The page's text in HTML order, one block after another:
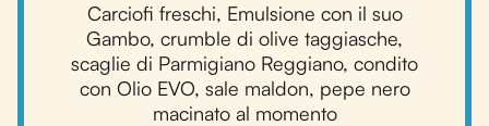
Carciofi freschi, Emulsione con il suo
Gambo, crumble di olive taggiasche,
scaglie di Parmigiano Reggiano, condito
con Olio EVO, sale maldon, pepe nero
macinato al momento